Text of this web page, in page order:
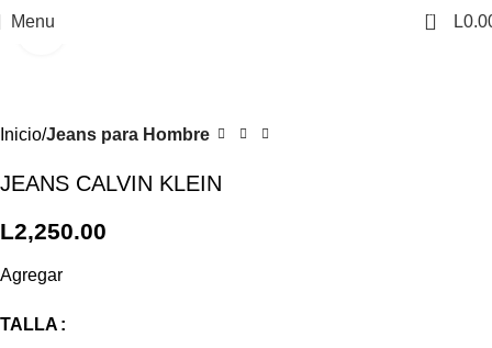
Menu 0 L
Inicio Jeans para Hombre
JEANS CALVIN KLEIN
L2,250.00
Agregar
TALLA